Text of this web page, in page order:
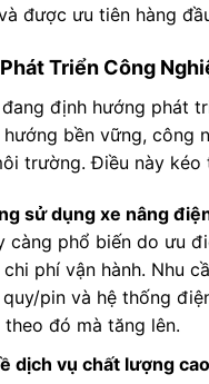
được ưu tiên hàng
Triển Công
định hướng phát
bền vững, công
trường. Điều này kéo
sử dụng xe nâng
càng phổ biến do ưu
phí vận hành. Nhu
pin và hệ thống
đó mà tăng lên.
dịch vụ chất lượng